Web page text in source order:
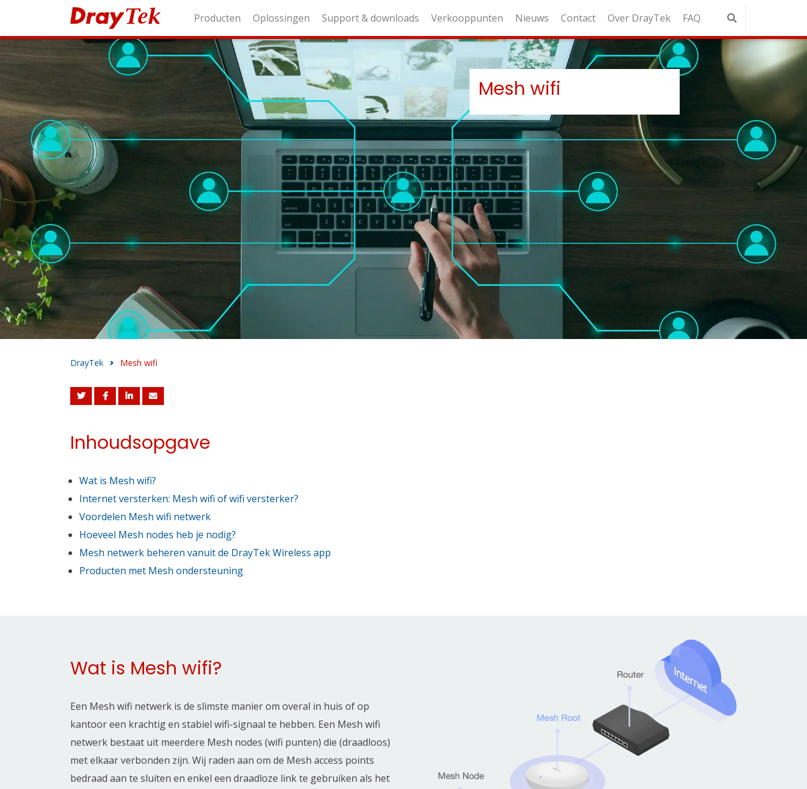
Producten Oplossingen Support & downloads Verkooppunten Nieuws Contact Over DrayTek FAQ
Mesh wifi
DrayTek > Mesh wifi
Inhoudsopgave
Wat is Mesh wifi?
Internet versterken: Mesh wifi of wifi versterker?
Voordelen Mesh wifi netwerk
Hoeveel Mesh nodes heb je nodig?
Mesh netwerk beheren vanuit de DrayTek Wireless app
Producten met Mesh ondersteuning
Wat is Mesh wifi?
Een Mesh wifi netwerk is de slimste manier om overal in huis of op
kantoor een krachtig en stabiel wifi-signaal te hebben. Een Mesh wifi
netwerk bestaat uit meerdere Mesh nodes (wifi punten) die (draadloos)
met elkaar verbonden zijn. Wij raden aan om de Mesh access points
bedraad aan te sluiten en enkel een draadloze link te gebruiken als het